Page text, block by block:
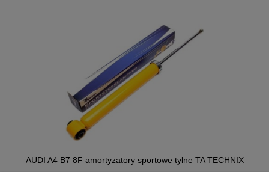
AUDI A4 B7 8F amortyzatory sportowe tylne TA TECHNIX